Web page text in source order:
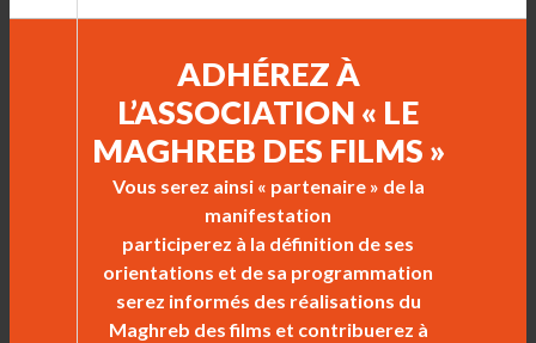
ADHÉREZ À
L’ASSOCIATION « LE
MAGHREB DES FILMS »
Vous serez ainsi « partenaire » de la
manifestation
participerez à la définition de ses
orientations et de sa programmation
serez informés des réalisations du
Maghreb des films et contribuerez à